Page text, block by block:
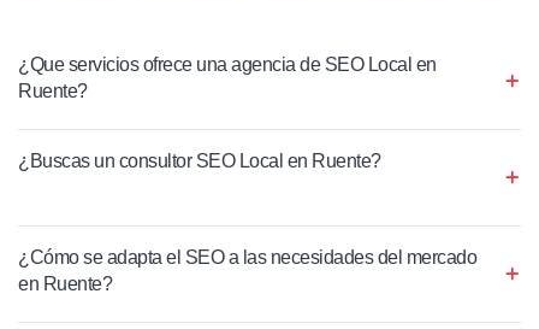
¿Que servicios ofrece una agencia de SEO Local en
Ruente?
¿Buscas un consultor SEO Local en Ruente?
¿Cómo se adapta el SEO a las necesidades del mercado
en Ruente?